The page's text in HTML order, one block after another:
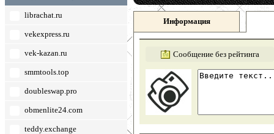
librachat.ru
vekexpress.ru
vek-kazan.ru
smmtools.top
doubleswap.pro
obmenlite24.com
teddy.exchange
Информация
Сообщение без рейтинга